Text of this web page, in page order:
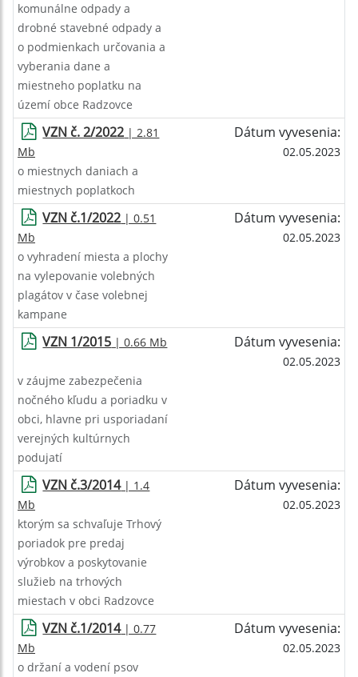
komunálne odpady a
drobné stavebné odpady a
o podmienkach určovania a
vyberania dane a
miestneho poplatku na
území obce Radzovce
VZN č. 2/2022 | 2.81
Mb
Dátum vyvesenia:
02.05.2023
o miestnych daniach a
miestnych poplatkoch
VZN č.1/2022 | 0.51
Mb
Dátum vyvesenia:
02.05.2023
o vyhradení miesta a plochy
na vylepovanie volebných
plagátov v čase volebnej
kampane
VZN 1/2015 | 0.66 Mb Dátum vyvesenia:
02.05.2023
v záujme zabezpečenia
nočného kľudu a poriadku v
obci, hlavne pri usporiadaní
verejných kultúrnych
podujatí
VZN č.3/2014| 1.4
Mb
Dátum vyvesenia:
02.05.2023
ktorým sa schvaľuje Trhový
poriadok pre predaj
výrobkov a poskytovanie
služieb na trhových
miestach v obci Radzovce
VZN č.1/2014| 0.77
Mb
Dátum vyvesenia:
02.05.2023
o držaní a vodení psov